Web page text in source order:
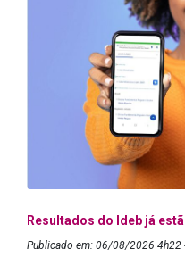
Resultados do Ideb já
Publicado em: 06/08/2026 4h22